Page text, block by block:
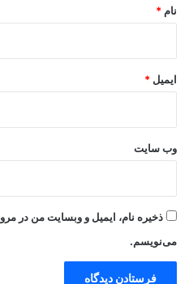
نام *
ایمیل *
وب‌ سایت
ذخیره نام، ایمیل و وبسایت من در
می‌نویسم.